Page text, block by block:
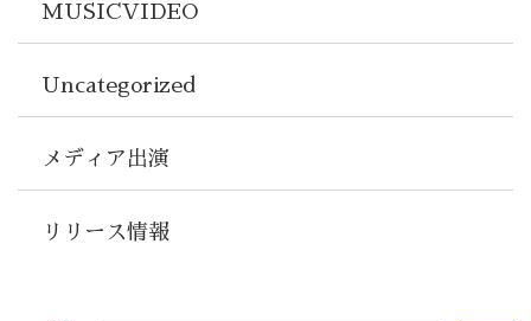
MUSICVIDEO
Uncategorized
メディア出演
リリース情報